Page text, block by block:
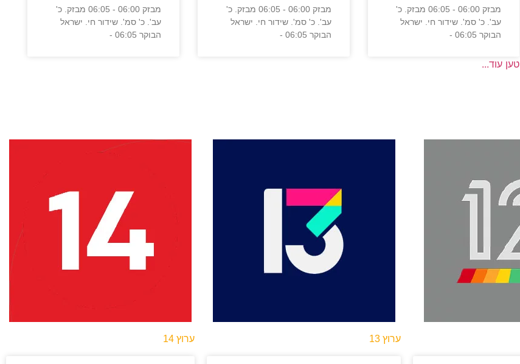
מבזק 06:00 - 06:05 מבזק. כ'
עב'. כ' סמ'. שידור חי. ישראל
הבוקר 06:05 -
מבזק 06:00 - 06:05 מבזק. כ'
עב'. כ' סמ'. שידור חי. ישראל
הבוקר 06:05 -
מבזק 06:00 - 06:05 מבזק. כ'
עב'. כ' סמ'. שידור חי. ישראל
הבוקר 06:05 -
טען עוד...
ערוץ 13 ערוץ 14